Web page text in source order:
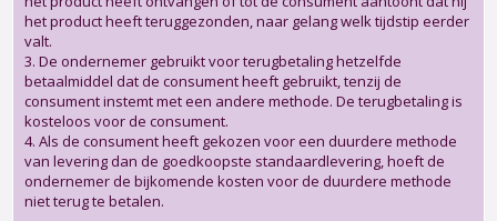
het product heeft teruggezonden, naar gelang welk tijdstip eerder
valt.
3. De ondernemer gebruikt voor terugbetaling hetzelfde
betaalmiddel dat de consument heeft gebruikt, tenzij de
consument instemt met een andere methode. De terugbetaling is
kosteloos voor de consument.
4. Als de consument heeft gekozen voor een duurdere methode
van levering dan de goedkoopste standaardlevering, hoeft de
ondernemer de bijkomende kosten voor de duurdere methode
niet terug te betalen.